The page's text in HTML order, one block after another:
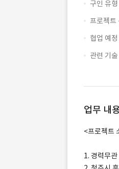
구인 유형
프로젝트
협업 예
관련 기술
업무 내
<프로젝트
1. 경력무